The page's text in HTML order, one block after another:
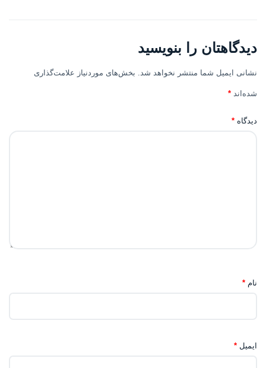
دیدگاهتان را بنویسید
نشانی ایمیل شما منتشر نخواهد شد. بخش‌های موردنیاز علامت‌گذاری
شده‌اند *
دیدگاه *
نام *
ایمیل *